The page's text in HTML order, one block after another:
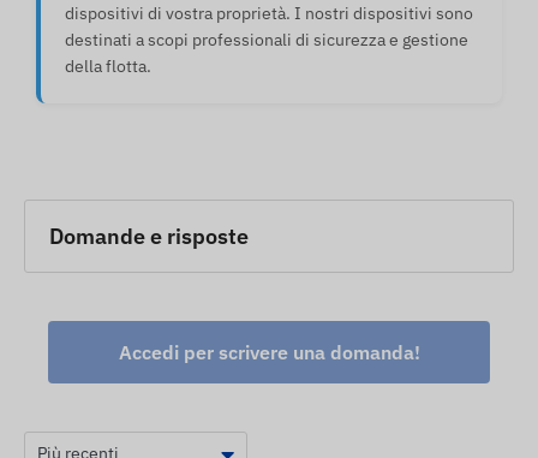
dispositivi di vostra proprietà. I nostri dispositivi sono
destinati a scopi professionali di sicurezza e gestione
della flotta.
Domande e risposte
Accedi per scrivere una domanda!